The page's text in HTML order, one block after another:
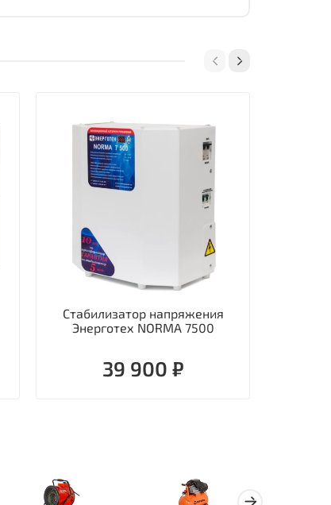
Стабилизатор напряжения
Энерготех NORMA 7500
39 900 ₽